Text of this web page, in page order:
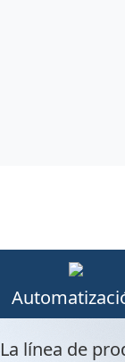
La línea de